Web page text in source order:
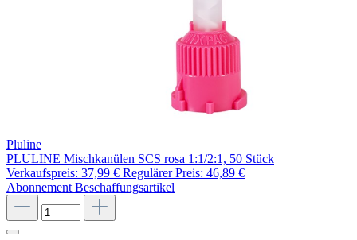
Pluline
PLULINE Mischkanülen SCS rosa 1:1/2:1, 50 Stück
Verkaufspreis: 37,99 € Regulärer Preis: 46,89 €
Abonnement Beschaffungsartikel